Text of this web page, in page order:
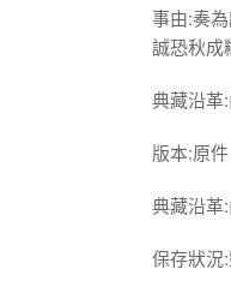
事由:奏
誠恐秋成
典藏沿革
版本:原件
典藏沿革
保存狀況